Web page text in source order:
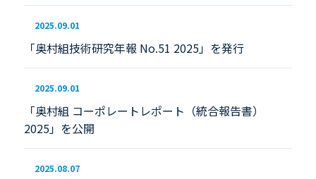
2025.09.01
「奥村組技術研究年報 No.51 2025」を発行
2025.09.01
「奥村組 コーポレートレポート（統合報告書）
2025」を公開
2025.08.07